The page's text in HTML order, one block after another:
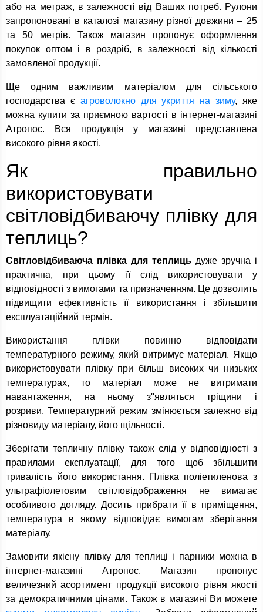
або на метраж, в залежності від Ваших потреб. Рулони
запропоновані в каталозі магазину різної довжини – 25
та 50 метрів. Також магазин пропонує оформлення
покупок оптом і в роздріб, в залежності від кількості
замовленої продукції.
Ще одним важливим матеріалом для сільського
господарства є агроволокно для укриття на зиму, яке
можна купити за приємною вартості в інтернет-магазині
Атропос. Вся продукція у магазині представлена
високого рівня якості.
Як правильно
використовувати
світловідбиваючу плівку для
теплиць?
Світловідбиваюча плівка для теплиць дуже зручна і
практична, при цьому її слід використовувати у
відповідності з вимогами та призначенням. Це дозволить
підвищити ефективність її використання і збільшити
експлуатаційний термін.
Використання плівки повинно відповідати
температурного режиму, який витримує матеріал. Якщо
використовувати плівку при більш високих чи низьких
температурах, то матеріал може не витримати
навантаження, на ньому з''являться тріщини і
розриви. Температурний режим змінюється залежно від
різновиду матеріалу, його щільності.
Зберігати тепличну плівку також слід у відповідності з
правилами експлуатації, для того щоб збільшити
тривалість його використання. Плівка поліетиленова з
ультрафіолетовим світловідображення не вимагає
особливого догляду. Досить прибрати її в приміщення,
температура в якому відповідає вимогам зберігання
матеріалу.
Замовити якісну плівку для теплиці і парники можна в
інтернет-магазині Атропос. Магазин пропонує
величезний асортимент продукції високого рівня якості
за демократичними цінами. Також в магазині Ви можете